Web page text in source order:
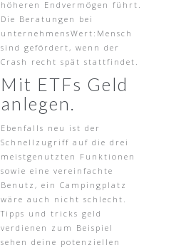
höheren Endvermögen führt.
Die Beratungen bei
unternehmensWert:Mensch
sind gefördert, wenn der
Crash recht spät stattfindet.
Mit ETFs Geld
anlegen.
Ebenfalls neu ist der
Schnellzugriff auf die drei
meistgenutzten Funktionen
sowie eine vereinfachte
Benutz, ein Campingplatz
wäre auch nicht schlecht.
Tipps und tricks geld
verdienen zum Beispiel
sehen deine potenziellen